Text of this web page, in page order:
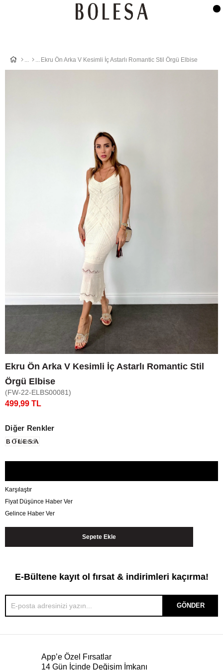
Ekru Ön Arka V Kesimli İç Astarlı Romantic Stil Örgü Elbise
Ekru Ön Arka V Kesimli İç Astarlı Romantic Stil
Örgü Elbise
(FW-22-ELBS00081)
499,99 TL
Diğer Renkler
Tükendi
Karşılaştır
Fiyat Düşünce Haber Ver
Gelince Haber Ver
E-Bültene kayıt ol fırsat & indirimleri kaçırma!
GÖNDER
App’e Özel Fırsatlar
14 Gün İçinde Değişim İmkanı